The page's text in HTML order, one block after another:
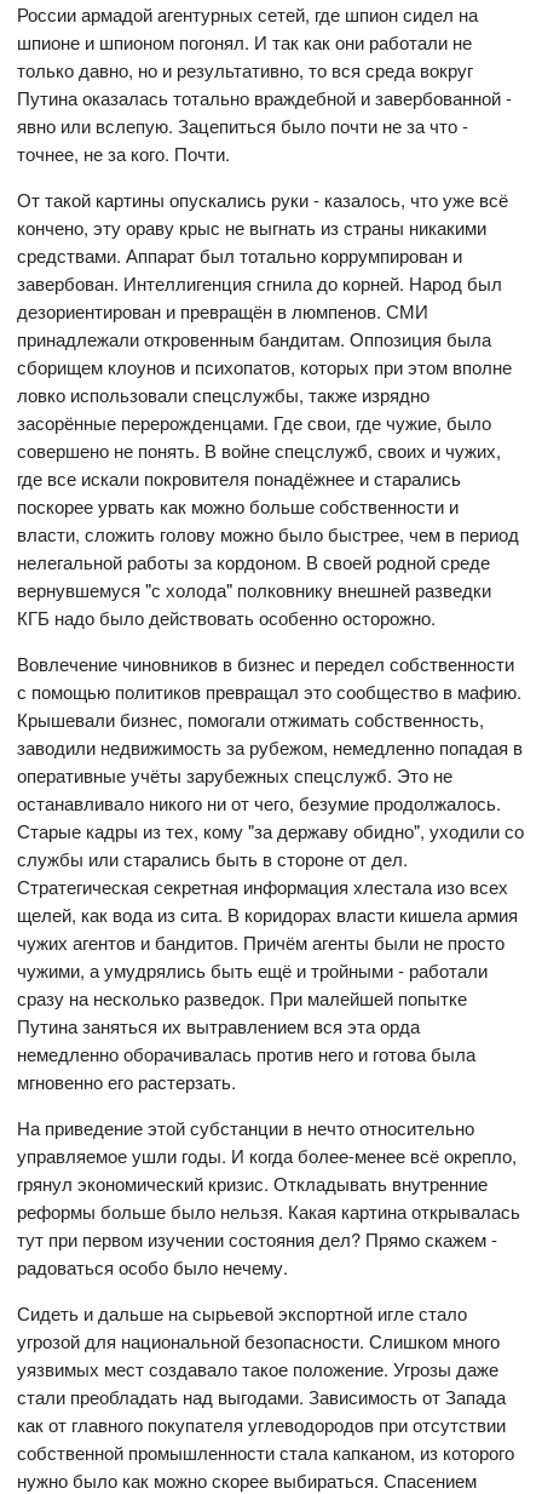
России армадой агентурных сетей, где шпион сидел на
шпионе и шпионом погонял. И так как они работали не
только давно, но и результативно, то вся среда вокруг
Путина оказалась тотально враждебной и завербованной -
явно или вслепую. Зацепиться было почти не за что -
точнее, не за кого. Почти.
От такой картины опускались руки - казалось, что уже всё
кончено, эту ораву крыс не выгнать из страны никакими
средствами. Аппарат был тотально коррумпирован и
завербован. Интеллигенция сгнила до корней. Народ был
дезориентирован и превращён в люмпенов. СМИ
принадлежали откровенным бандитам. Оппозиция была
сборищем клоунов и психопатов, которых при этом вполне
ловко использовали спецслужбы, также изрядно
засорённые перерожденцами. Где свои, где чужие, было
совершено не понять. В войне спецслужб, своих и чужих,
где все искали покровителя понадёжнее и старались
поскорее урвать как можно больше собственности и
власти, сложить голову можно было быстрее, чем в период
нелегальной работы за кордоном. В своей родной среде
вернувшемуся "с холода" полковнику внешней разведки
КГБ надо было действовать особенно осторожно.
Вовлечение чиновников в бизнес и передел собственности
с помощью политиков превращал это сообщество в мафию.
Крышевали бизнес, помогали отжимать собственность,
заводили недвижимость за рубежом, немедленно попадая в
оперативные учёты зарубежных спецслужб. Это не
останавливало никого ни от чего, безумие продолжалось.
Старые кадры из тех, кому "за державу обидно", уходили со
службы или старались быть в стороне от дел.
Стратегическая секретная информация хлестала изо всех
щелей, как вода из сита. В коридорах власти кишела армия
чужих агентов и бандитов. Причём агенты были не просто
чужими, а умудрялись быть ещё и тройными - работали
сразу на несколько разведок. При малейшей попытке
Путина заняться их вытравлением вся эта орда
немедленно оборачивалась против него и готова была
мгновенно его растерзать.
На приведение этой субстанции в нечто относительно
управляемое ушли годы. И когда более-менее всё окрепло,
грянул экономический кризис. Откладывать внутренние
реформы больше было нельзя. Какая картина открывалась
тут при первом изучении состояния дел? Прямо скажем -
радоваться особо было нечему.
Сидеть и дальше на сырьевой экспортной игле стало
угрозой для национальной безопасности. Слишком много
уязвимых мест создавало такое положение. Угрозы даже
стали преобладать над выгодами. Зависимость от Запада
как от главного покупателя углеводородов при отсутствии
собственной промышленности стала капканом, из которого
нужно было как можно скорее выбираться. Спасением